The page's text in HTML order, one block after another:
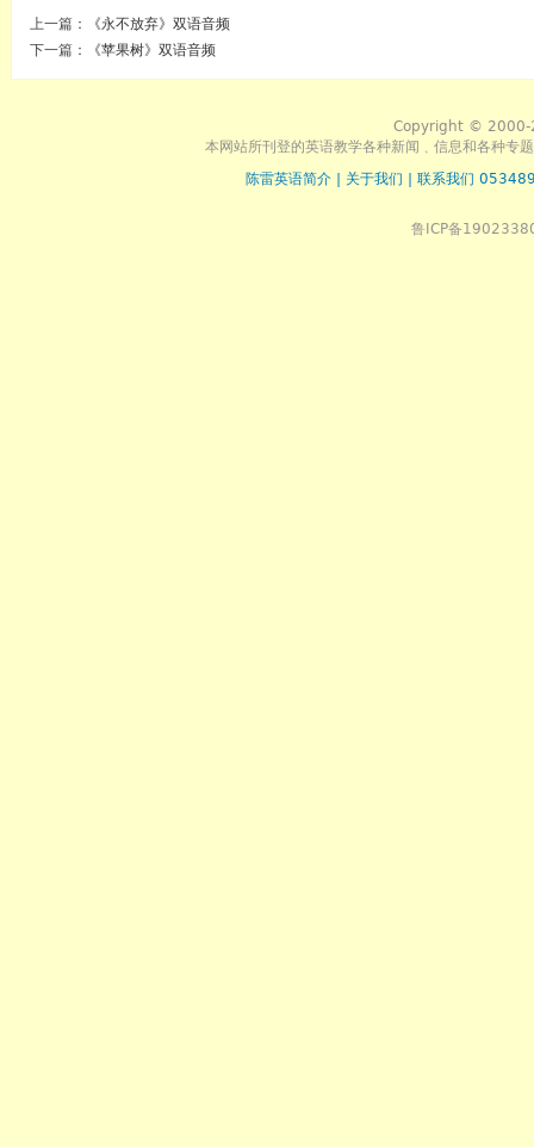
上一篇：
《永不放弃》双语音频
下一篇：
《苹果树》双语音频
Copyright © 2000-
本网站所刊登的英语教学各种新闻﹑信息和各种专
陈雷英语简介
关于我们 联系我们
鲁ICP备